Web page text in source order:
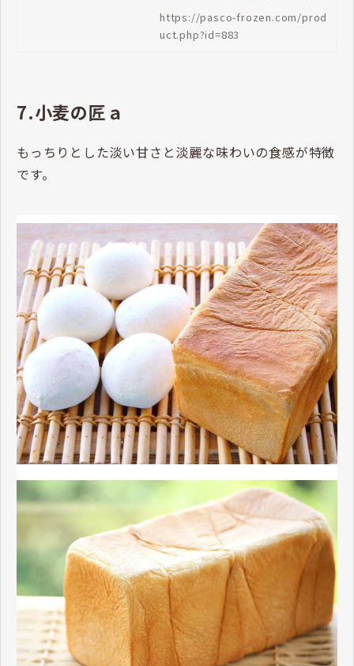
菌100億個は、一般的な市販ヨー
グルト100ｇ分の乳酸菌に相当し
https://pasco-frozen.com/prod
uct.php?id=883
7.小麦の匠ａ
もっちりとした淡い甘さと淡麗な味わいの食感が特徴
です。